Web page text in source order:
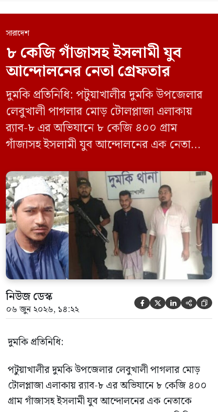
সারাদেশ
৮ কেজি গাঁজাসহ ইসলামী যুব
আন্দোলনের নেতা গ্রেফতার
দুমকি প্রতিনিধি: পটুয়াখালীর দুমকি উপজেলার
লেবুখালী পাগলার মোড় টোলপ্লাজা এলাকায়
র‍্যাব-৮ এর অভিযানে ৮ কেজি ৪০০ গ্রাম
গাঁজাসহ ইসলামী যুব আন্দোলনের এক নেতাকে
ভিত্তিতে অভিযান চালিয়ে মাদক চক্রের আরও
এক সদস্যকে আটক করা হয়। র‍্যাব ও পুলিশ
সূত্রে জানা গেছে, শুক্রবার গোপন সংবাদের
ভিত্তিতে র‍্যাব-৮, সিপিসি-১ পটুয়াখালী ক্যাম্পের
[…]
নিউজ ডেস্ক
০৬ জুন ২০২৬, ১৪:২২     
দুমকি প্রতিনিধি:
পটুয়াখালীর দুমকি উপজেলার লেবুখালী পাগলার মোড়
টোলপ্লাজা এলাকায় র‍্যাব-৮ এর অভিযানে ৮ কেজি ৪০০
গ্রাম গাঁজাসহ ইসলামী যুব আন্দোলনের এক নেতাকে